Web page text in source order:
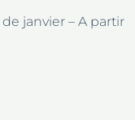
janvier – A partir